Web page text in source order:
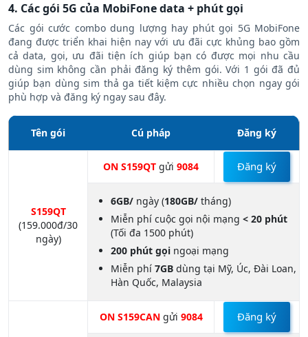
4. Các gói 5G của MobiFone data + phút gọi
Các gói cước combo dung lượng hay phút gọi 5G MobiFone
đang được triển khai hiện nay với ưu đãi cực khủng bao gồm
cả data, gọi, ưu đãi tiện ích giúp bạn có được mọi nhu cầu
dùng sim không cần phải đăng ký thêm gói. Với 1 gói đã đủ
giúp bạn dùng sim thả ga tiết kiệm cực nhiều chọn ngay gói
phù hợp và đăng ký ngay sau đây.
Tên gói Cú pháp Đăng ký
S159QT
(159.000đ/30
ngày)
ON S159QT gửi 9084 Đăng ký
6GB/ ngày (180GB/ tháng)
Miễn phí cuộc gọi nội mạng < 20 phút
(Tối đa 1500 phút)
200 phút gọi ngoại mạng
Miễn phí 7GB dùng tại Mỹ, Úc, Đài Loan,
Hàn Quốc, Malaysia
ON S159CANgửi 9084 Đăng ký